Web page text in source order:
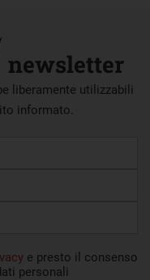
newsletter
liberamente utilizzabili
informato.
e presto il consenso
personali